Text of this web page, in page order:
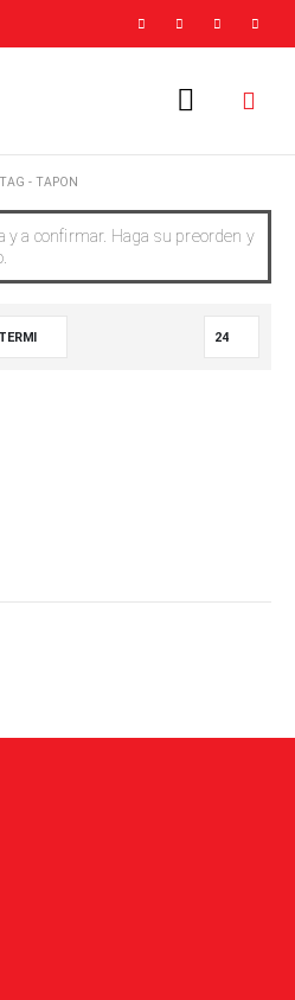
TAG -TAPON
y a confirmar. Haga su preorden y